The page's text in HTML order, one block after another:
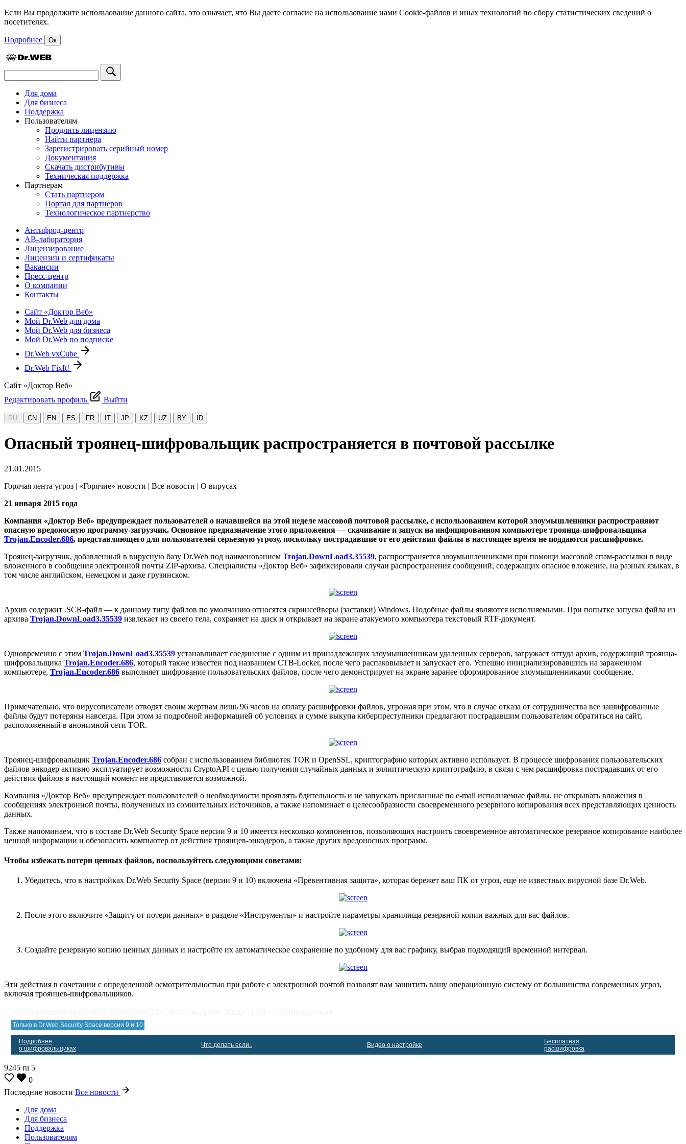
Если Вы продолжите использование данного сайта, это означает, что Вы даете согласие на использование нами Cookie-файлов и иных технологий по сбору статистических сведений о
посетителях.
Подробнее Ок
Для дома
Для бизнеса
Поддержка
Пользователям
Продлить лицензию
Найти партнера
Зарегистрировать серийный номер
Документация
Скачать дистрибутивы
Техническая поддержка
Партнерам
Стать партнером
Портал для партнеров
Технологическое партнерство
Антифрод-центр
АВ-лаборатория
Лицензирование
Лицензии и сертификаты
Вакансии
Пресс-центр
О компании
Контакты
Сайт «Доктор Веб»
Мой Dr.Web для дома
Мой Dr.Web для бизнеса
Мой Dr.Web по подписке
Dr.Web vxCube
Dr.Web FixIt!
Сайт «Доктор Веб»
Редактировать профиль
Выйти
RU CN EN ES FR IT JP KZ UZ BY ID
Опасный троянец-шифровальщик распространяется в почтовой рассылке
21.01.2015
Горячая лента угроз | «Горячие» новости | Все новости | О вирусах
21 января 2015 года
Компания «Доктор Веб» предупреждает пользователей о начавшейся на этой неделе массовой почтовой рассылке, с использованием которой злоумышленники распространяют
опасную вредоносную программу-загрузчик. Основное предназначение этого приложения — скачивание и запуск на инфицированном компьютере троянца-шифровальщика
Trojan.Encoder.686, представляющего для пользователей серьезную угрозу, поскольку пострадавшие от его действия файлы в настоящее время не поддаются расшифровке.
Троянец-загрузчик, добавленный в вирусную базу Dr.Web под наименованием Trojan.DownLoad3.35539, распространяется злоумышленниками при помощи массовой спам-рассылки в виде
вложенного в сообщения электронной почты ZIP-архива. Специалисты «Доктор Веб» зафиксировали случаи распространения сообщений, содержащих опасное вложение, на разных языках, в
том числе английском, немецком и даже грузинском.
Архив содержит .SCR-файл — к данному типу файлов по умолчанию относятся скринсейверы (заставки) Windows. Подобные файлы являются исполняемыми. При попытке запуска файла из
архива Trojan.DownLoad3.35539 извлекает из своего тела, сохраняет на диск и открывает на экране атакуемого компьютера текстовый RTF-документ.
Одновременно с этим Trojan.DownLoad3.35539 устанавливает соединение с одним из принадлежащих злоумышленникам удаленных серверов, загружает оттуда архив, содержащий троянца-
шифровальщика Trojan.Encoder.686, который также известен под названием CTB-Locker, после чего распаковывает и запускает его. Успешно инициализировавшись на зараженном
компьютере, Trojan.Encoder.686 выполняет шифрование пользовательских файлов, после чего демонстрирует на экране заранее сформированное злоумышленниками сообщение.
Примечательно, что вирусописатели отводят своим жертвам лишь 96 часов на оплату расшифровки файлов, угрожая при этом, что в случае отказа от сотрудничества все зашифрованные
файлы будут потеряны навсегда. При этом за подробной информацией об условиях и сумме выкупа киберпреступники предлагают пострадавшим пользователям обратиться на сайт,
расположенный в анонимной сети TOR.
Троянец-шифровальщик Trojan.Encoder.686 собран с использованием библиотек TOR и OpenSSL, криптографию которых активно использует. В процессе шифрования пользовательских
файлов энкодер активно эксплуатирует возможности CryptoAPI с целью получения случайных данных и эллиптическую криптографию, в связи с чем расшифровка пострадавших от его
действия файлов в настоящий момент не представляется возможной.
Компания «Доктор Веб» предупреждает пользователей о необходимости проявлять бдительность и не запускать присланные по e-mail исполняемые файлы, не открывать вложения в
сообщениях электронной почты, полученных из сомнительных источников, а также напоминает о целесообразности своевременного резервного копирования всех представляющих ценность
данных.
Также напоминаем, что в составе Dr.Web Security Space версии 9 и 10 имеется несколько компонентов, позволяющих настроить своевременное автоматическое резервное копирование наиболее
ценной информации и обезопасить компьютер от действия троянцев-энкодеров, а также других вредоносных программ.
Чтобы избежать потери ценных файлов, воспользуйтесь следующими советами:
Убедитесь, что в настройках Dr.Web Security Space (версии 9 и 10) включена «Превентивная защита», которая бережет ваш ПК от угроз, еще не известных вирусной базе Dr.Web.
После этого включите «Защиту от потери данных» в разделе «Инструменты» и настройте параметры хранилища резервной копии важных для вас файлов.
Создайте резервную копию ценных данных и настройте их автоматическое сохранение по удобному для вас графику, выбрав подходящий временной интервал.
Эти действия в сочетании с определенной осмотрительностью при работе с электронной почтой позволят вам защитить вашу операционную систему от большинства современных угроз,
включая троянцев-шифровальщиков.
Только в Dr.Web Security Space версии 9 и 10
Подробнее
о шифровальщиках
Что делать если.. Видео о настройке
Бесплатная
расшифровка
9245 ru 5
0
Последние новости Все новости
Для дома
Для бизнеса
Поддержка
Пользователям